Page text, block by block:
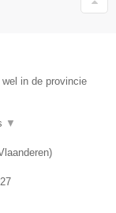
in de provincie
▼
)